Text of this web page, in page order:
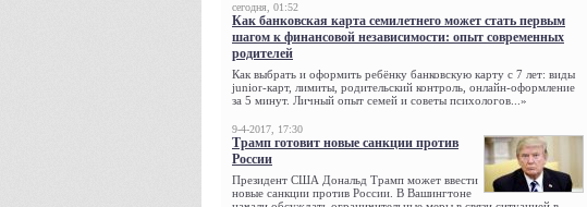
сегодня, 01:52
Как банковская карта семилетнего может стать первым
шагом к финансовой независимости: опыт современных
родителей
Как выбрать и оформить ребёнку банковскую карту с 7 лет: виды
junior-карт, лимиты, родительский контроль, онлайн-оформление
за 5 минут. Личный опыт семей и советы психологов...»
9-4-2017, 17:30
Трамп готовит новые санкции против
России
Президент США Дональд Трамп может ввести
новые санкции против России. В Вашингтоне